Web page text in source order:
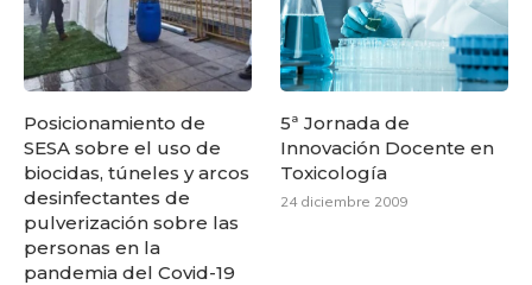
Posicionamiento de
SESA sobre el uso de
biocidas, túneles y arcos
desinfectantes de
pulverización sobre las
personas en la
pandemia del Covid-19
5ª Jornada de
Innovación Docente en
Toxicología
24 diciembre 2009